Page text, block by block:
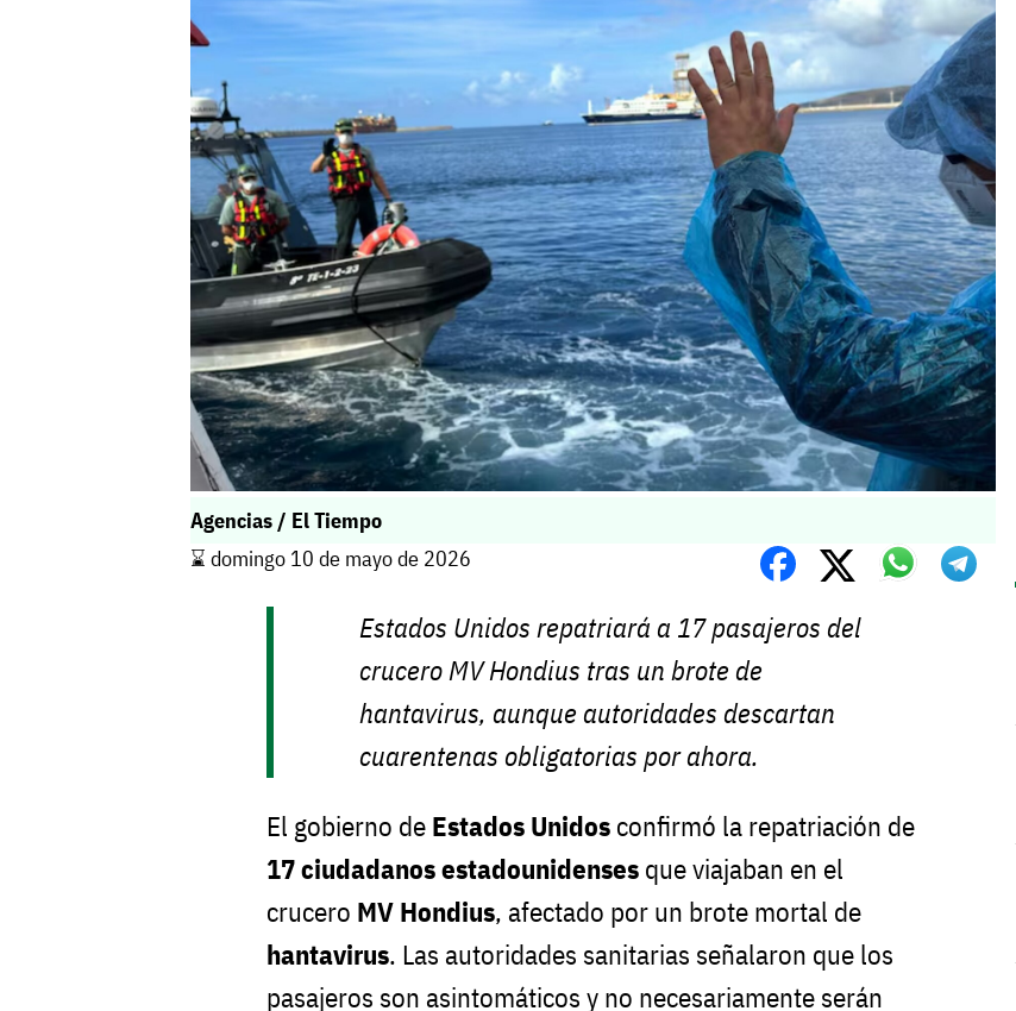
Agencias / El Tiempo
⌛️ domingo 10 de mayo de 2026
Estados Unidos repatriará a 17 pasajeros del
crucero MV Hondius tras un brote de
hantavirus, aunque autoridades descartan
cuarentenas obligatorias por ahora.
El gobierno de Estados Unidos confirmó la repatriación de
17 ciudadanos estadounidenses que viajaban en el
crucero MV Hondius, afectado por un brote mortal de
hantavirus. Las autoridades sanitarias señalaron que los
pasajeros son asintomáticos y no necesariamente serán